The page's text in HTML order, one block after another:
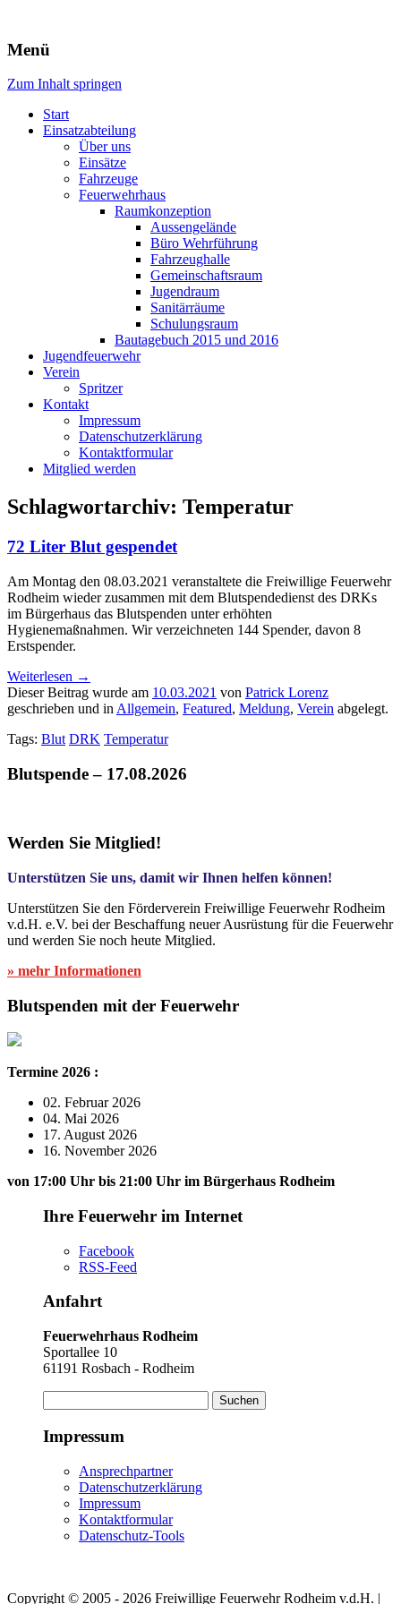
Freiwillige Feuerwehr Rodheim
v.d.H.
Menü
Zum Inhalt springen
Start
Einsatzabteilung
Über uns
Einsätze
Fahrzeuge
Feuerwehrhaus
Raumkonzeption
Aussengelände
Büro Wehrführung
Fahrzeughalle
Gemeinschaftsraum
Jugendraum
Sanitärräume
Schulungsraum
Bautagebuch 2015 und 2016
Jugendfeuerwehr
Verein
Spritzer
Kontakt
Impressum
Datenschutzerklärung
Kontaktformular
Mitglied werden
Schlagwortarchiv: Temperatur
72 Liter Blut gespendet
Am Montag den 08.03.2021 veranstaltete die Freiwillige Feuerwehr
Rodheim wieder zusammen mit dem Blutspendedienst des DRKs
im Bürgerhaus das Blutspenden unter erhöhten
Hygienemaßnahmen. Wir verzeichneten 144 Spender, davon 8
Erstspender.
Weiterlesen →
Dieser Beitrag wurde am 10.03.2021 von Patrick Lorenz
geschrieben und in Allgemein, Featured, Meldung, Verein abgelegt.
Tags: Blut DRK Temperatur
Blutspende – 17.08.2026
Werden Sie Mitglied!
Unterstützen Sie uns, damit wir Ihnen helfen können!
Unterstützen Sie den Förderverein Freiwillige Feuerwehr Rodheim
v.d.H. e.V. bei der Beschaffung neuer Ausrüstung für die Feuerwehr
und werden Sie noch heute Mitglied.
» mehr Informationen
Blutspenden mit der Feuerwehr
Termine 2026 :
02. Februar 2026
04. Mai 2026
17. August 2026
16. November 2026
von 17:00 Uhr bis 21:00 Uhr im Bürgerhaus Rodheim
Ihre Feuerwehr im Internet
Facebook
RSS-Feed
Anfahrt
Feuerwehrhaus Rodheim
Sportallee 10
61191 Rosbach - Rodheim
nach:
Impressum
Ansprechpartner
Datenschutzerklärung
Impressum
Kontaktformular
Datenschutz-Tools
Copyright © 2005 - 2026 Freiwillige Feuerwehr Rodheim v.d.H. |